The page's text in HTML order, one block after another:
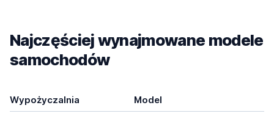
Najczęściej wynajmowane modele
samochodów
Wypożyczalnia Model